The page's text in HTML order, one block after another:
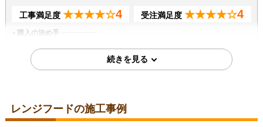
工事満足度 ★★★★☆4 受注満足度 ★★★★☆4
購入の決め手
サイトが見やすかった 商品選定がしやすかった
在庫があった
2026年3月14日
レンジフードの施工事例